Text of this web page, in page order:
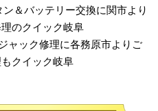
＆バッテリー交換に関市より
のクイック岐阜
ャック修理に各務原市よりご
クイック岐阜